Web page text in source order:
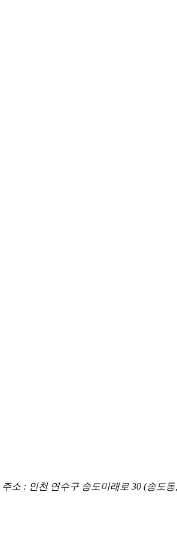
주소 : 인천 연수구 송도미래로 30 (송도